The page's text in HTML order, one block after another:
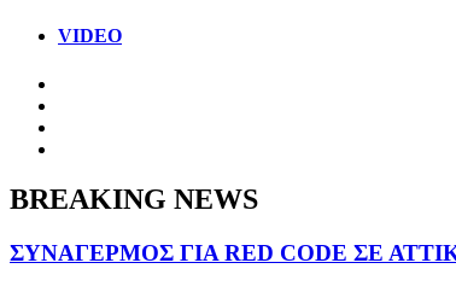
VIDEO
BREAKING NEWS
ΣΥΝΑΓΕΡΜΟΣ ΓΙΑ RED CODE ΣΕ